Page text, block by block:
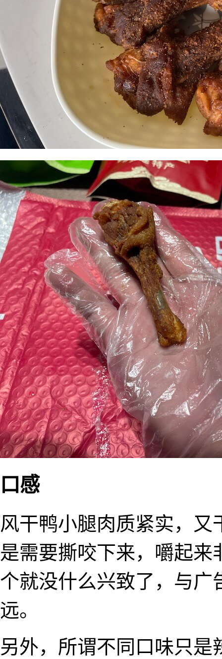
口感
风干鸭小腿肉质紧实，
是需要撕咬下来，嚼起
个就没什么兴致了，与广
远。
另外，所谓不同口味只